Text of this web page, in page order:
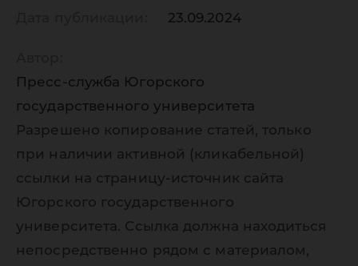
23.09.2024
Пресс-служба Югорского
государственного университета
Разрешено копирование статей, только
при наличии активной (кликабельной)
ссылки на страницу-источник сайта
Югорского государственного
университета. Ссылка должна находиться
непосредственно рядом с материалом,